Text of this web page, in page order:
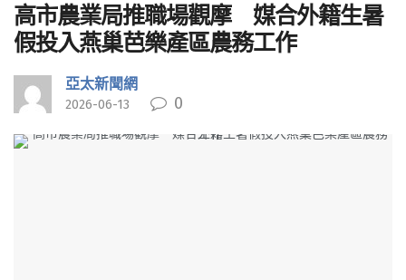
高市農業局推職場觀摩 媒合外籍生暑
假投入燕巢芭樂產區農務工作
亞太新聞網
2026-06-13 0